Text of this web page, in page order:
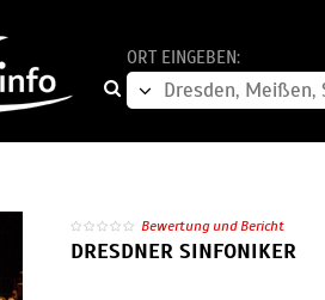
ORT EINGEBEN:
Bewertung und Bericht
DRESDNER SINFONIKER